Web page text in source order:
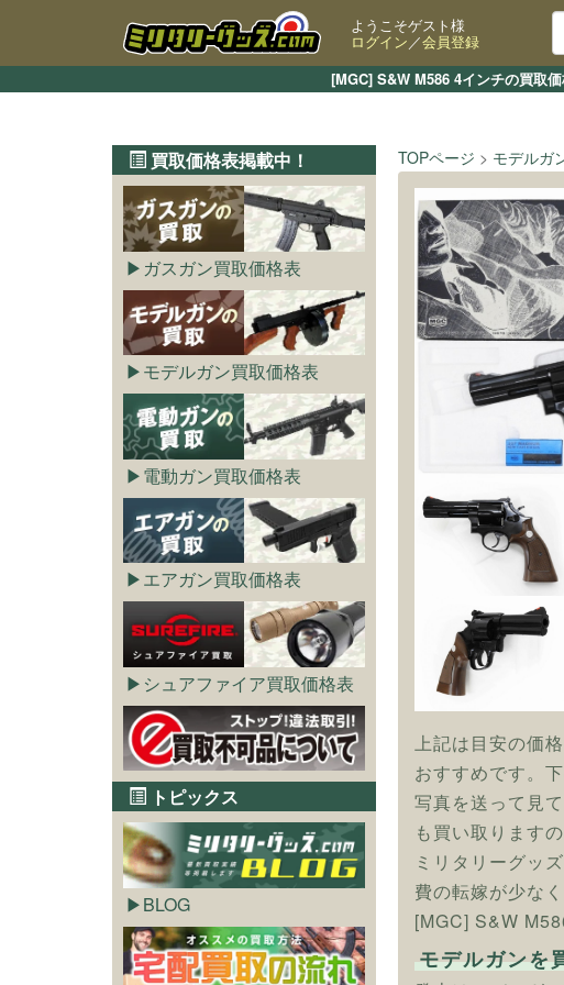
[MGC] S&W M586 4インチの買取
ようこそゲスト様
ログイン／会員登録
TOPページ モデルガ
上記は目安の価
おすすめです。
写真を送って見
も買い取ります
ミリタリーグッ
費の転嫁が少な
[MGC] S&W
モデルガンを
買取価格表掲載中！
ガスガン買取価格表
モデルガン買取価格表
電動ガン買取価格表
エアガン買取価格表
シュアファイア買取価格表
トピックス
BLOG